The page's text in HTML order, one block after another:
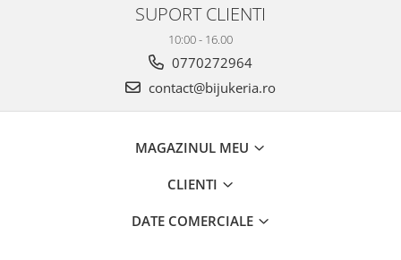
SUPORT CLIENTI
10:00 - 16.00
0770272964
contact@bijukeria.ro
MAGAZINUL MEU
CLIENTI
DATE COMERCIALE